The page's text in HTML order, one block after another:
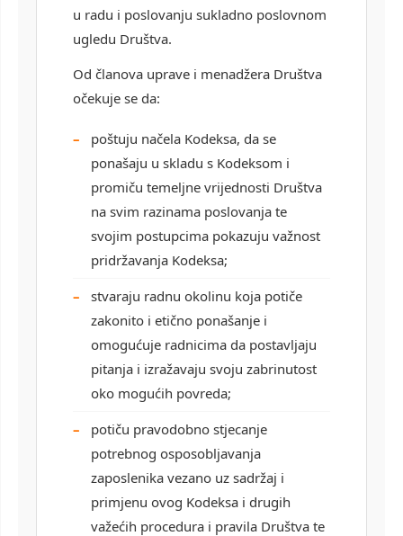
u radu i poslovanju sukladno poslovnom
ugledu Društva.
Od članova uprave i menadžera Društva
očekuje se da:
poštuju načela Kodeksa, da se
ponašaju u skladu s Kodeksom i
promiču temeljne vrijednosti Društva
na svim razinama poslovanja te
svojim postupcima pokazuju važnost
pridržavanja Kodeksa;
stvaraju radnu okolinu koja potiče
zakonito i etično ponašanje i
omogućuje radnicima da postavljaju
pitanja i izražavaju svoju zabrinutost
oko mogućih povreda;
potiču pravodobno stjecanje
potrebnog osposobljavanja
zaposlenika vezano uz sadržaj i
primjenu ovog Kodeksa i drugih
važećih procedura i pravila Društva te